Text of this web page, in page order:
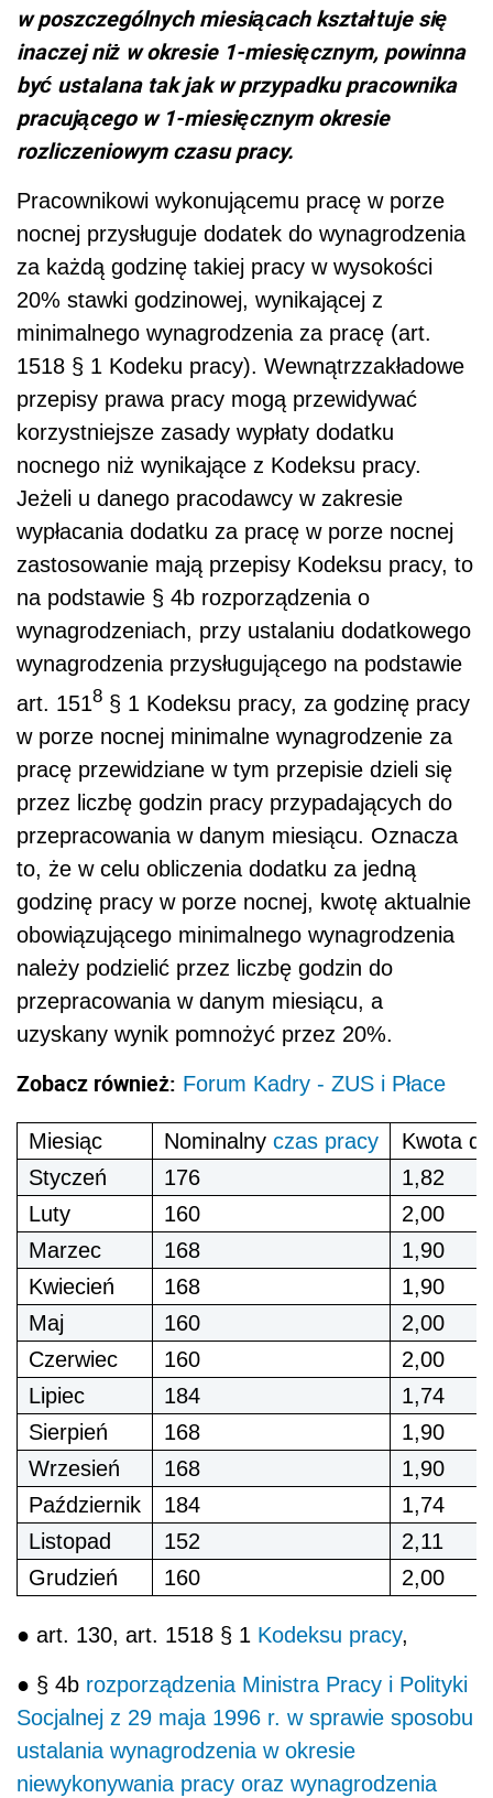
w poszczególnych miesiącach kształtuje się
inaczej niż w okresie 1-miesięcznym, powinna
być ustalana tak jak w przypadku pracownika
pracującego w 1-miesięcznym okresie
rozliczeniowym czasu pracy.
Pracownikowi wykonującemu pracę w porze
nocnej przysługuje dodatek do wynagrodzenia
za każdą godzinę takiej pracy w wysokości
20% stawki godzinowej, wynikającej z
minimalnego wynagrodzenia za pracę (art.
1518 § 1 Kodeku pracy). Wewnątrzzakładowe
przepisy prawa pracy mogą przewidywać
korzystniejsze zasady wypłaty dodatku
nocnego niż wynikające z Kodeksu pracy.
Jeżeli u danego pracodawcy w zakresie
wypłacania dodatku za pracę w porze nocnej
zastosowanie mają przepisy Kodeksu pracy, to
na podstawie § 4b rozporządzenia o
wynagrodzeniach, przy ustalaniu dodatkowego
wynagrodzenia przysługującego na podstawie
art. 1518 § 1 Kodeksu pracy, za godzinę pracy
w porze nocnej minimalne wynagrodzenie za
pracę przewidziane w tym przepisie dzieli się
przez liczbę godzin pracy przypadających do
przepracowania w danym miesiącu. Oznacza
to, że w celu obliczenia dodatku za jedną
godzinę pracy w porze nocnej, kwotę aktualnie
obowiązującego minimalnego wynagrodzenia
należy podzielić przez liczbę godzin do
przepracowania w danym miesiącu, a
uzyskany wynik pomnożyć przez 20%.
Zobacz również: Forum Kadry - ZUS i Płace
Miesiąc Nominalny czas pracy
Kwota
Styczeń
176
1,82
Luty
160
2,00
Marzec
168
1,90
Kwiecień
168
1,90
Maj
160
2,00
Czerwiec
160
2,00
Lipiec
184
1,74
Sierpień
168
1,90
Wrzesień
168
1,90
Październik
184
1,74
Listopad
152
2,11
Grudzień
160 2,00
● art. 130, art. 1518 § 1 Kodeksu pracy,
● § 4b rozporządzenia Ministra Pracy i Polityki
Socjalnej z 29 maja 1996 r. w sprawie sposobu
ustalania wynagrodzenia w okresie
niewykonywania pracy oraz wynagrodzenia